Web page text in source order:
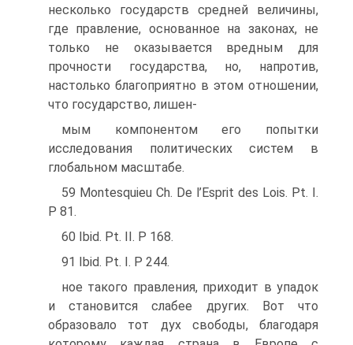
несколько государств средней величины,
где правление, основанное на законах, не
только не оказывается вредным для
прочности государства, но, напро­тив,
настолько благоприятно в этом отношении,
что государство, лишен-
мым компонентом его попытки
исследования политических систем в
глобаль­ном масштабе.
59 Montesquieu Ch. De l’Esprit des Lois. Pt. I.
P 81.
60 Ibid. Pt. II. P 168.
91 Ibid. Pt. I. P 244.
ное такого правления, приходит в упадок
и становится слабее других. Вот что
образовало тот дух свободы, благодаря